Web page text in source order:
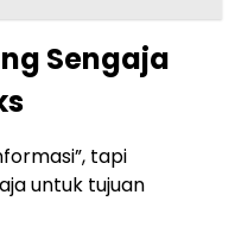
Sengaja
tapi
untuk tujuan